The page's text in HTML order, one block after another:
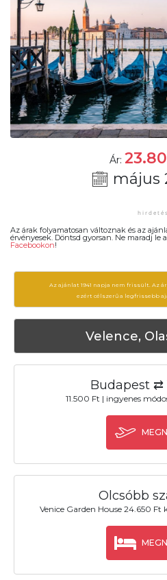
Ár:
május
Az árak folyamatosan változnak és az
érvényesek. Döntsd gyorsan. Ne maradj
Facebookon!
Az ajánlat 1941 napja nem frissült. Az
ezért célszerű a legfrissebb
Velence,
Budapest ⇄
11.500 Ft | ingyenes
Olcsóbb
Venice Garden House 24.650 Ft